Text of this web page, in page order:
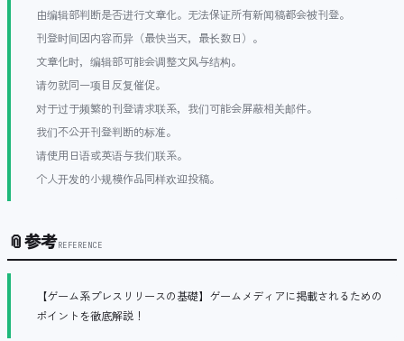
由编辑部判断是否进行文章化。无法保证所有新闻稿都会被刊登。
刊登时间因内容而异（最快当天，最长数日）。
文章化时，编辑部可能会调整文风与结构。
请勿就同一项目反复催促。
对于过于频繁的刊登请求联系，我们可能会屏蔽相关邮件。
我们不公开刊登判断的标准。
请使用日语或英语与我们联系。
个人开发的小规模作品同样欢迎投稿。
📎参考REFERENCE
【ゲーム系プレスリリースの基礎】ゲームメディアに掲載されるための
ポイントを徹底解説！